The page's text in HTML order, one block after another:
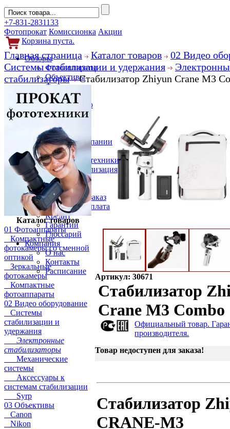
+7-831-2831133
Фотопрокат Комиссионка Акции
Корзина пуста.
Обзоры
Фотоаппараты
Объективы
Фильтры
Новости
Фото и видео
Гаджеты
Слухи
Новости компании
Услуги
Прокат фототехники
Выкуп и реализация
Покупателям
Акции
Как сделать заказ
Доставка и оплата
Кредит
Гарантии
Глоссарий
Компания
О нас
Контакты
Расписание
Главная страница Каталог товаров
02 Видео
Системы стабилизации и удержания
стабилизаторы
Стабилизатор Zhiyun Crane M3
Каталог товаров
01 Фотоаппараты
Компактные
фотокамеры со сменной
оптикой
Зеркальные
фотокамеры
Компактные
фотоаппараты
02 Видео оборудование
Системы
стабилизации и
удержания
Электронные
стабилизаторы
Механические
системы
Аксессуары к
системам стабилизации
Syrp
03 Объективы
Canon
Nikon
Артикул: 30671
Стабилизатор
Crane M3 Combo
Официальный товар.
производителя.
Товар недоступен для заказа!
Стабилизатор
CRANE-M3